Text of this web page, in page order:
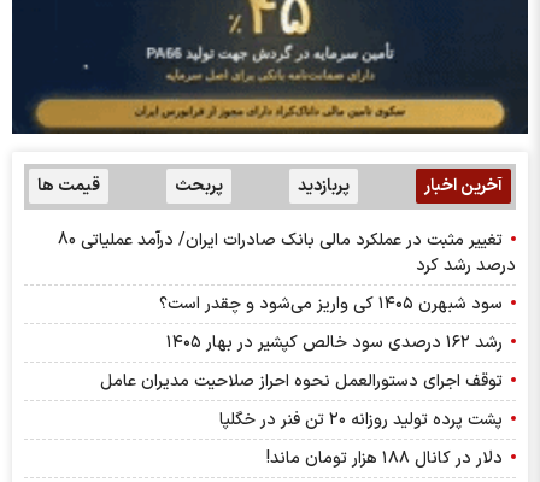
آخرین اخبار پربازدید پربحث قیمت ها
تغییر مثبت در عملکرد مالی بانک صادرات ایران/ درآمد عملیاتی 80
درصد رشد کرد
سود شبهرن ۱۴۰۵ کی واریز می‌شود و چقدر است؟
رشد ۱۶۲ درصدی سود خالص کپشیر در بهار ۱۴۰۵
توقف اجرای دستورالعمل نحوه احراز صلاحیت مدیران عامل
پشت پرده تولید روزانه ۲۰ تن فنر در خگلپا
دلار در کانال ۱۸۸ هزار تومان ماند!